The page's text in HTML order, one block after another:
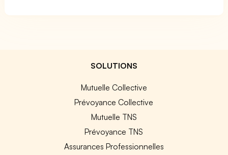
SOLUTIONS
Mutuelle Collective
Prévoyance Collective
Mutuelle TNS
Prévoyance TNS
Assurances Professionnelles